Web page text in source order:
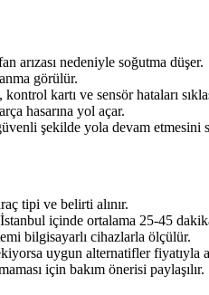
arızası nedeniyle soğutma düşer.
görülür.
kartı ve sensör hataları
hasarına yol açar.
şekilde yola devam etmesini
tipi ve belirti alınır.
içinde ortalama 25-45
bilgisayarlı cihazlarla ölçülür.
uygun alternatifler fiyatıyla
için bakım önerisi paylaşılır.